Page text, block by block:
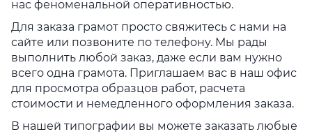
нас феноменальной оперативностью.
Для заказа грамот просто свяжитесь с нами на
сайте или позвоните по телефону. Мы рады
выполнить любой заказ, даже если вам нужно
всего одна грамота. Приглашаем вас в наш офис
для просмотра образцов работ, расчета
стоимости и немедленного оформления заказа.
В нашей типографии вы можете заказать любые